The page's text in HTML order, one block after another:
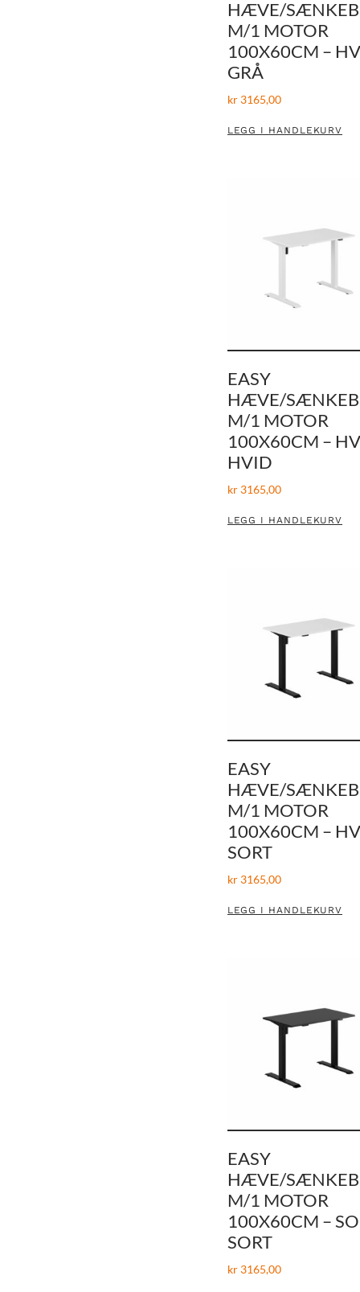
HÆVE/
M/1 MOTOR
100X60CM –
GRÅ
kr3165,00
LEGG I HANDLEKURV
EASY
HÆVE/
M/1 MOTOR
100X60CM –
HVID
kr3165,00
LEGG I HANDLEKURV
EASY
HÆVE/
M/1 MOTOR
100X60CM –
SORT
kr3165,00
LEGG I HANDLEKURV
EASY
HÆVE/
M/1 MOTOR
100X60CM –
SORT
kr3165,00